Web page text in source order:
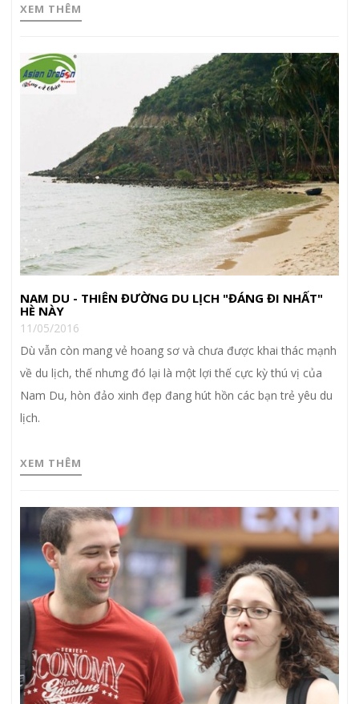
XEM THÊM
NAM DU - THIÊN ĐƯỜNG DU LỊCH "ĐÁNG ĐI NHẤT"
HÈ NÀY
11/05/2016
Dù vẫn còn mang vẻ hoang sơ và chưa được khai thác mạnh
về du lịch, thế nhưng đó lại là một lợi thế cực kỳ thú vị của
Nam Du, hòn đảo xinh đẹp đang hút hồn các bạn trẻ yêu du
lịch.
XEM THÊM